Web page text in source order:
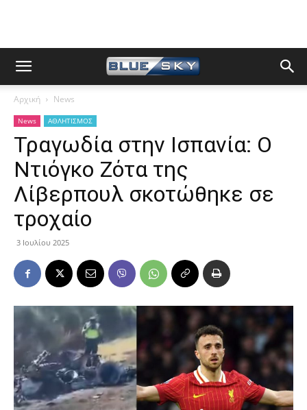
Αρχική News
News ΑΘΛΗΤΙΣΜΟΣ
Τραγωδία στην Ισπανία: Ο
Ντιόγκο Ζότα της
Λίβερπουλ σκοτώθηκε σε
τροχαίο
3 Ιουλίου 2025